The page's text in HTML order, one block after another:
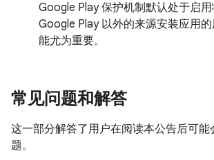
Google Play 保护机制默认处于启
Google Play 以外的来源安装应用
能尤为重要。
常见问题和解答
这一部分解答了用户在阅读本公告后可能
题。